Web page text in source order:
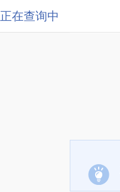
正在查询中